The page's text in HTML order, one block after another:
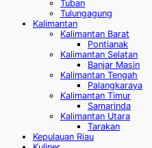
Tuban
Tulungagung
Kalimantan
Kalimantan Barat
Pontianak
Kalimantan Selatan
Banjar Masin
Kalimantan Tengah
Palangkaraya
Kalimantan Timur
Samarinda
Kalimantan Utara
Tarakan
Kepulauan Riau